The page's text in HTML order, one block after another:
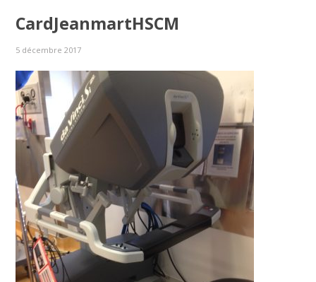
CardJeanmartHSCM
5 décembre 2017